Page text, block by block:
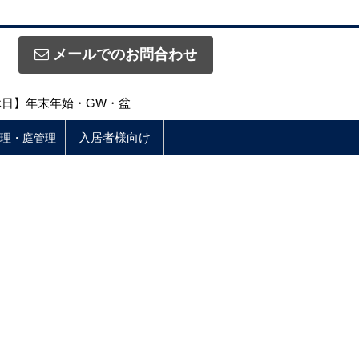
メールでのお問合わせ
】年末年始・GW・盆
・庭管理 入居者様向け